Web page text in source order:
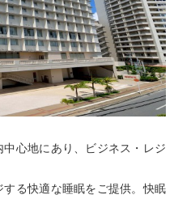
心地にあり、ビジネス・レジ
る快適な睡眠をご提供。快眠